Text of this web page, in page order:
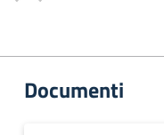
Documenti